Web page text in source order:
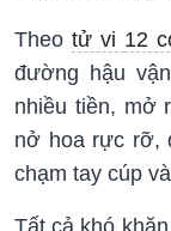
Theotử vi 12
đường hậu
nhiều tiền, mở
nở hoa rực rỡ,
chạm tay cúp
Tất cả khó